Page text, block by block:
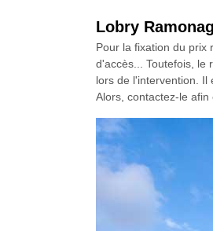
Lobry
Pour la fixation du prix
d'accès... Toutefois, le
lors de l'intervention. Il
Alors, contactez-le